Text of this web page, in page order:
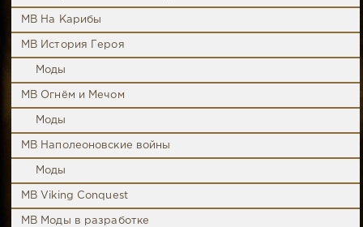
MB На Карибы
MB История Героя
Моды
MB Огнём и Мечом
Моды
MB Наполеоновские войны
Моды
MB Viking Conquest
MB Моды в разработке